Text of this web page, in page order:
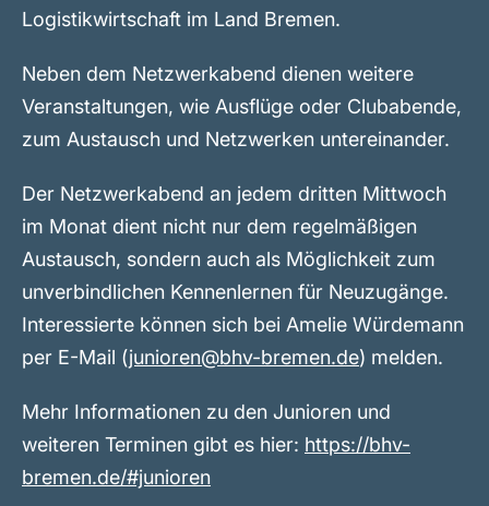
Logistikwirtschaft im Land Bremen.
Neben dem Netzwerkabend dienen weitere
Veranstaltungen, wie Ausflüge oder Clubabende,
zum Austausch und Netzwerken untereinander.
Der Netzwerkabend an jedem dritten Mittwoch
im Monat dient nicht nur dem regelmäßigen
Austausch, sondern auch als Möglichkeit zum
unverbindlichen Kennenlernen für Neuzugänge.
Interessierte können sich bei Amelie Würdemann
per E-Mail (junioren@bhv-bremen.de) melden.
Mehr Informationen zu den Junioren und
weiteren Terminen gibt es hier: https://bhv-
bremen.de/#junioren